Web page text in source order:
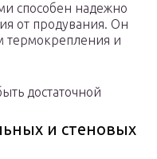
способен надежно
от продувания. Он
термокрепления и
достаточной
и стеновых